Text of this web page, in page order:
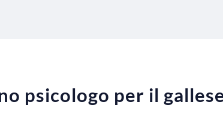
psicologo per il